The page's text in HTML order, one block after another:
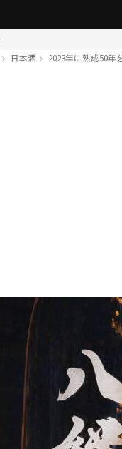
日本酒 2023年に熟成50年